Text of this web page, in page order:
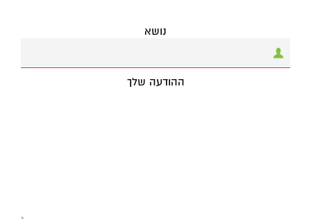
נושא
ההודעה שלך